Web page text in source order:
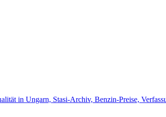
in Ungarn, Stasi-Archiv, Benzin-Preise,